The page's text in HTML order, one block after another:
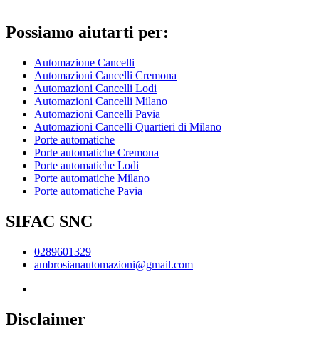
Possiamo aiutarti per:
Automazione Cancelli
Automazioni Cancelli Cremona
Automazioni Cancelli Lodi
Automazioni Cancelli Milano
Automazioni Cancelli Pavia
Automazioni Cancelli Quartieri di Milano
Porte automatiche
Porte automatiche Cremona
Porte automatiche Lodi
Porte automatiche Milano
Porte automatiche Pavia
SIFAC SNC
0289601329
ambrosianautomazioni@gmail.com
Disclaimer